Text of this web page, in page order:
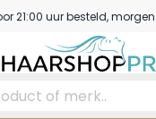
21:00 uur besteld,
verzending vanaf €50,-